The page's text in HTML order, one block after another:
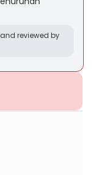
reviewed by